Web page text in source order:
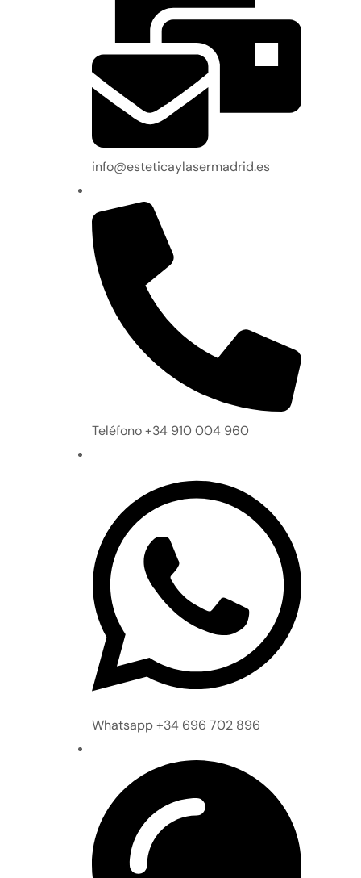
info@esteticaylasermadrid.es
Teléfono +34 910 004 960
Whatsapp +34 696 702 896